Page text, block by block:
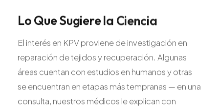
LoQueSugierela Ciencia
El interés en KPV proviene de investigación en
reparación de tejidos y recuperación. Algunas
áreas cuentan con estudios en humanos y otras
se encuentran en etapas más tempranas — en una
consulta, nuestros médicos le explican con